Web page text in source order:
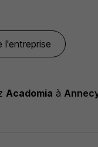
l'entreprise
Acadomia à